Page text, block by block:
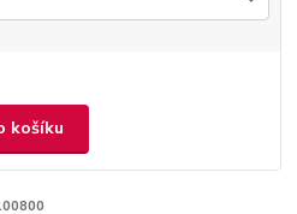
košíku